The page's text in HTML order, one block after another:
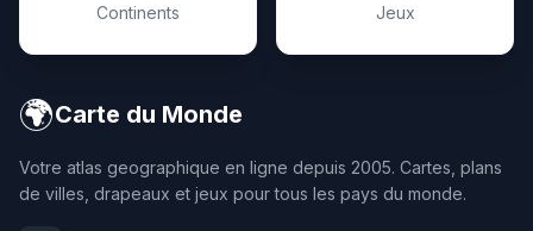
Continents Jeux
🌍Carte du Monde
Votre atlas geographique en ligne depuis 2005. Cartes, plans
de villes, drapeaux et jeux pour tous les pays du monde.